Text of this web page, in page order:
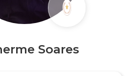
Soares